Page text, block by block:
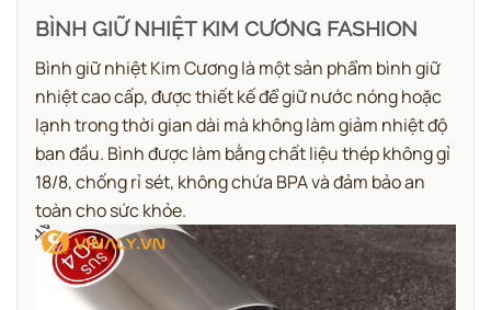
BÌNH GIỮ NHIỆT KIM CƯƠNG FASHION
Bình giữ nhiệt Kim Cương là một sản phẩm bình giữ
nhiệt cao cấp, được thiết kế để giữ nước nóng hoặc
lạnh trong thời gian dài mà không làm giảm nhiệt độ
ban đầu. Bình được làm bằng chất liệu thép không gỉ
18/8, chống rỉ sét, không chứa BPA và đảm bảo an
toàn cho sức khỏe.